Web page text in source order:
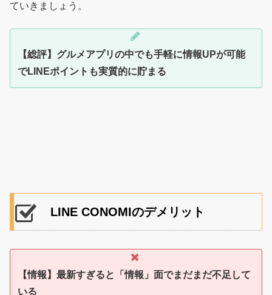
ていきましょう。
【総評】グルメアプリの中でも手軽に情報UPが可能
でLINEポイントも実質的に貯まる
LINE CONOMIのデメリット
【情報】最新すぎると「情報」面でまだまだ不足して
いる